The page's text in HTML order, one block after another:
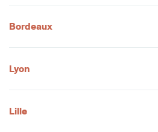
Bordeaux
Lyon
Lille